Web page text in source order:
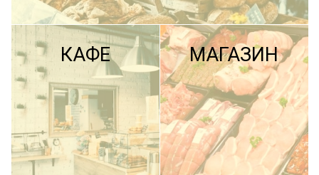
КАФЕ МАГАЗИН